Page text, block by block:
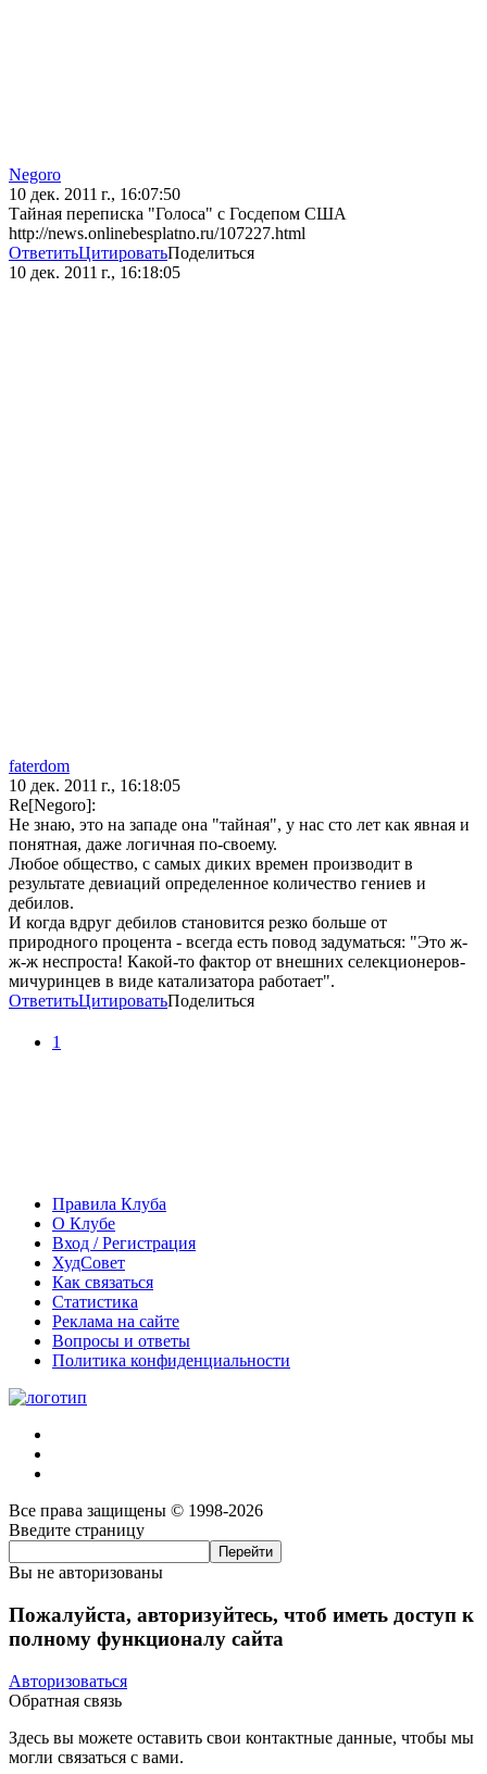
Negoro
10 дек. 2011 г., 16:07:50
Тайная переписка "Голоса" с Госдепом США
http://news.onlinebesplatno.ru/107227.html
ОтветитьЦитироватьПоделиться
10 дек. 2011 г., 16:18:05
faterdom
10 дек. 2011 г., 16:18:05
Re[Negoro]:
Не знаю, это на западе она "тайная", у нас сто лет как явная и
понятная, даже логичная по-своему.
Любое общество, с самых диких времен производит в
результате девиаций определенное количество гениев и
дебилов.
И когда вдруг дебилов становится резко больше от
природного процента - всегда есть повод задуматься: "Это ж-
ж-ж неспроста! Какой-то фактор от внешних селекционеров-
мичуринцев в виде катализатора работает".
ОтветитьЦитироватьПоделиться
1
Правила Клуба
О Клубе
Вход / Регистрация
ХудСовет
Как связаться
Статистика
Реклама на сайте
Вопросы и ответы
Политика конфиденциальности
Все права защищены © 1998-2026
Введите страницу
Вы не авторизованы
Пожалуйста, авторизуйтесь, чтоб иметь доступ к
полному функционалу сайта
Авторизоваться
Обратная связь
Здесь вы можете оставить свои контактные данные, чтобы мы
могли связаться с вами.